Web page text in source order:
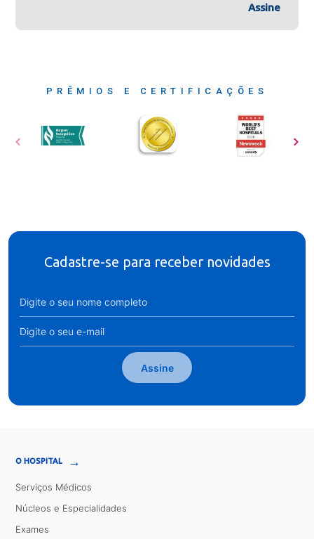
Assine
PRÊMIOS E CERTIFICAÇÕES
Cadastre-se para receber novidades
Assine
O HOSPITAL →
Serviços Médicos
Núcleos e Especialidades
Exames